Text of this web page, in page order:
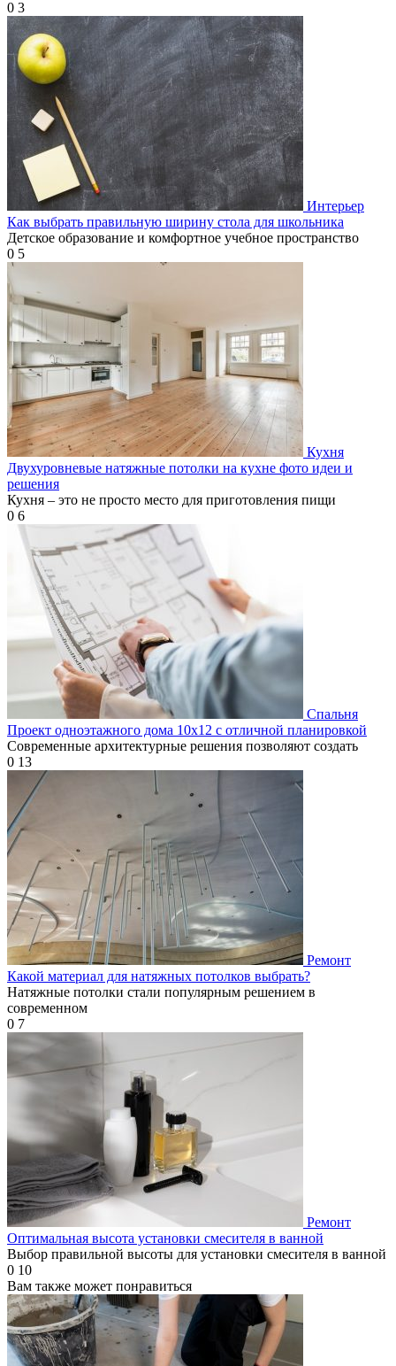
0 3
Интерьер
Как выбрать правильную ширину стола для школьника
Детское образование и комфортное учебное пространство
0 5
Кухня
Двухуровневые натяжные потолки на кухне фото идеи и
решения
Кухня – это не просто место для приготовления пищи
0 6
Спальня
Проект одноэтажного дома 10х12 с отличной планировкой
Современные архитектурные решения позволяют создать
0 13
Ремонт
Какой материал для натяжных потолков выбрать?
Натяжные потолки стали популярным решением в
современном
0 7
Ремонт
Оптимальная высота установки смесителя в ванной
Выбор правильной высоты для установки смесителя в ванной
0 10
Вам также может понравиться